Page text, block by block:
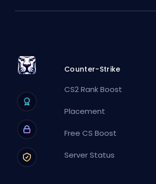
Counter-Strike
CS2 Rank Boost
Placement
Free CS Boost
Server Status